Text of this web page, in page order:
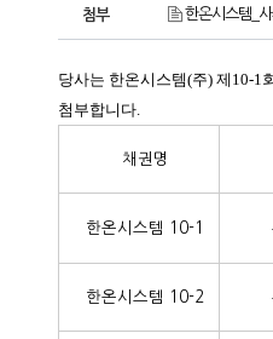
첨부 한온시스템_
당사는 한온시스템(주) 제10-1
첨부합니다.
채권명
한온시스템 10-1
한온시스템 10-2